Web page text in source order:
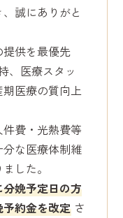
誠にありがと
供を最優先
、医療スタッ
医療の質向上
費・光熱費等
な医療体制維
した。
分娩予定日の方
約金を改定 さ